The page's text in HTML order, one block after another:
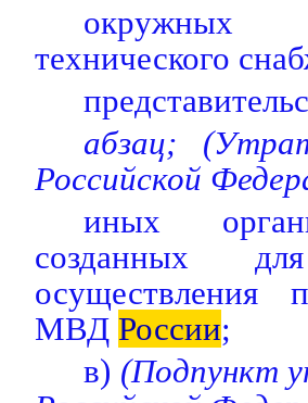
окружных
технического
абзац;
Российской
иных
созданных
осуществления
МВД России;
в) (Подпункт